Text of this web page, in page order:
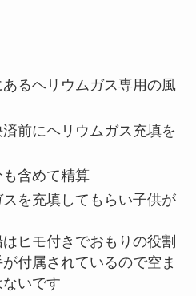
るヘリウムガス専用の風
前にヘリウムガス充填を
含めて精算
を充填してもらい子供が
ヒモ付きでおもりの役割
付属されているので空ま
いです